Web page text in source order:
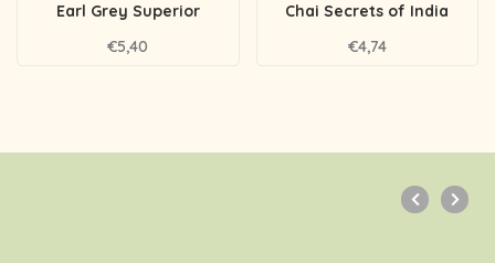
Earl Grey Superior
€5,40
Chai Secrets of India
€4,74